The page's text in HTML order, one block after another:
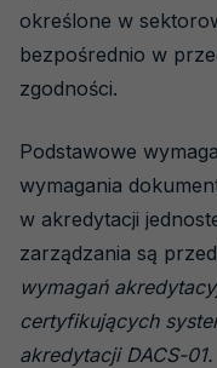
określone w
bezpośrednio w
zgodności.
Podstawowe
wymagania
w akredytacji
zarządzania są
wymagań
certyfikujących
akredytacji DACS-01.